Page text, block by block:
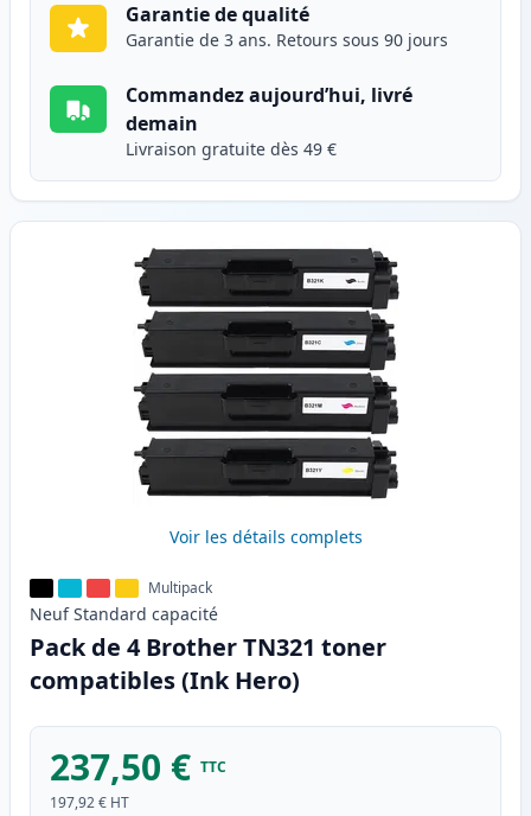
Garantie de qualité
Garantie de 3 ans. Retours sous 90 jours
Commandez aujourd’hui, livré
demain
Livraison gratuite dès 49 €
Voir les détails complets
Multipack
Neuf Standard capacité
Pack de 4 Brother TN321 toner
compatibles (Ink Hero)
237,50 € TTC
197,92 € HT